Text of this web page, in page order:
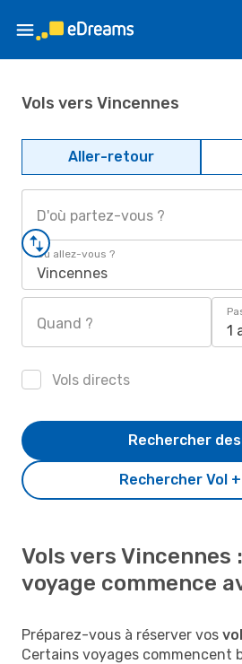
Vols vers Vincennes
Aller-retour
D'où partez-vous ?
Où allez-vous ?
Vincennes
Quand ? 1
Vols directs
Rechercher Vol
Rechercher
Vols vers Vincennes
voyage commence
Préparez-vous à réserver vos
Certains voyages commencent